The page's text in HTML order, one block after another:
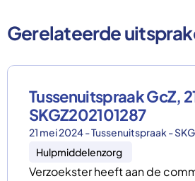
Gerelateerde
Tussenuitspraak GcZ,
SKGZ202101287
21 mei 2024 - Tussenuitspraak -
Hulpmiddelenzorg
Verzoekster heeft aan de